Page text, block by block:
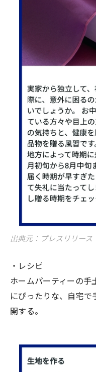
出典元：プレスリリース
・レシピ
ホームパーティーの手
にぴったりな、自宅で
開する。